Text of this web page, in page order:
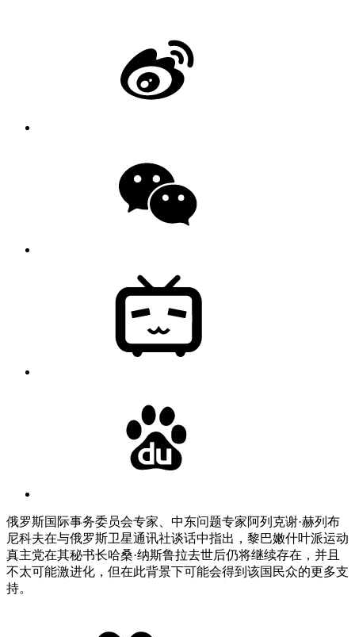
俄罗斯国际事务委员会专家、中东问题专家阿列克谢·赫列布
尼科夫在与俄罗斯卫星通讯社谈话中指出，黎巴嫩什叶派运动
真主党在其秘书长哈桑·纳斯鲁拉去世后仍将继续存在，并且
不太可能激进化，但在此背景下可能会得到该国民众的更多支
持。